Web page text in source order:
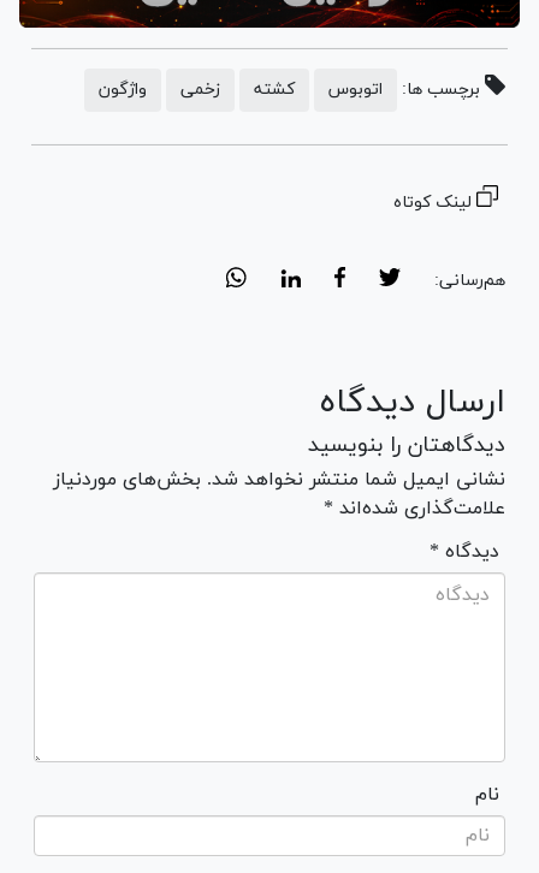
برچسب ها: اتوبوس کشته زخمی واژگون
لینک کوتاه
هم‌رسانی:
ارسال دیدگاه
دیدگاهتان را بنویسید
نشانی ایمیل شما منتشر نخواهد شد. بخش‌های موردنیاز
علامت‌گذاری شده‌اند *
* دیدگاه
نام